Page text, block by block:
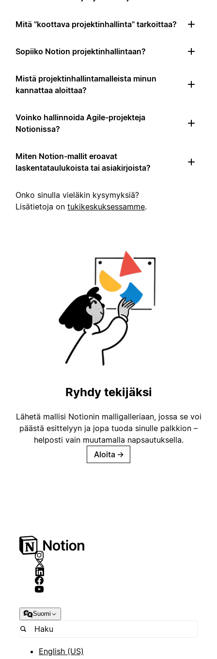
Mitä "koottava projektinhallinta" tarkoittaa?
Sopiiko Notion projektinhallintaan?
Mistä projektinhallintamalleista minun
kannattaa aloittaa?
Voinko hallinnoida Agile-projekteja
Notionissa?
Miten Notion-mallit eroavat
laskentataulukoista tai asiakirjoista?
Onko sinulla vieläkin kysymyksiä?
Lisätietoja on tukikeskuksessamme.
Ryhdy tekijäksi
Lähetä mallisi Notionin malligalleriaan, jossa se voi
päästä esittelyyn ja jopa tuoda sinulle palkkion –
helposti vain muutamalla napsautuksella.
Aloita →
Suomi
English (US)